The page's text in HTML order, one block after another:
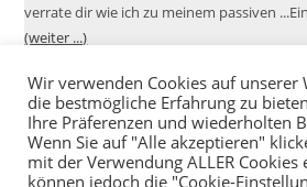
verrate dir wie ich zu meinem passiven
(weiter ...)
Wir verwenden Cookies auf unserer
die bestmögliche Erfahrung zu
Ihre Präferenzen und wiederholten
Wenn Sie auf "Alle akzeptieren"
mit der Verwendung ALLER Cookies
können jedoch die "Cookie-